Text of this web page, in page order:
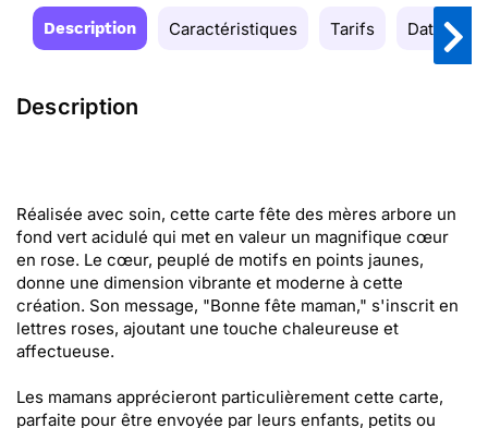
Description Caractéristiques Tarifs Date de
Description
Réalisée avec soin, cette carte fête des mères arbore un
fond vert acidulé qui met en valeur un magnifique cœur
en rose. Le cœur, peuplé de motifs en points jaunes,
donne une dimension vibrante et moderne à cette
création. Son message, "Bonne fête maman," s'inscrit en
lettres roses, ajoutant une touche chaleureuse et
affectueuse.
Les mamans apprécieront particulièrement cette carte,
parfaite pour être envoyée par leurs enfants, petits ou